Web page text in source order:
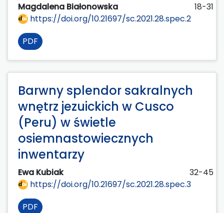
Magdalena Białonowska
18-31
https://doi.org/10.21697/sc.2021.28.spec.2
PDF
Barwny splendor sakralnych
wnętrz jezuickich w Cusco
(Peru) w świetle
osiemnastowiecznych
inwentarzy
Ewa Kubiak
32-45
https://doi.org/10.21697/sc.2021.28.spec.3
PDF